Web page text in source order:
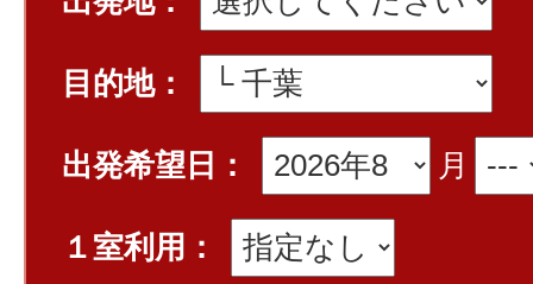
目的地：
出発希望日：
月
１室利用：